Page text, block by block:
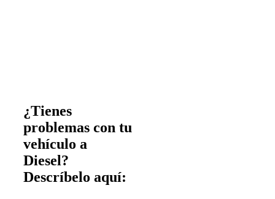
¿Tienes
problemas con tu
vehículo a
Diesel?
Descríbelo aquí: